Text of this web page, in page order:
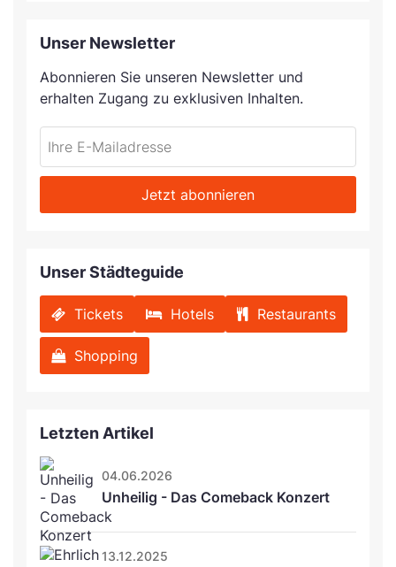
Unser Newsletter
Abonnieren Sie unseren Newsletter und
erhalten Zugang zu exklusiven Inhalten.
Jetzt abonnieren
Unser Städteguide
Tickets Hotels Restaurants
Shopping
Letzten Artikel
04.06.2026
Unheilig - Das Comeback Konzert
13.12.2025